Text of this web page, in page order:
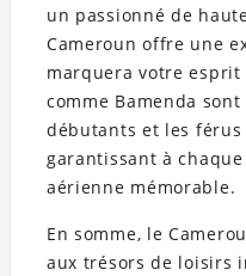
un passionné de
Cameroun offre une
marquera votre
comme Bamenda
débutants et les
garantissant à
aérienne mémorable.
En somme, le
aux trésors de loisirs